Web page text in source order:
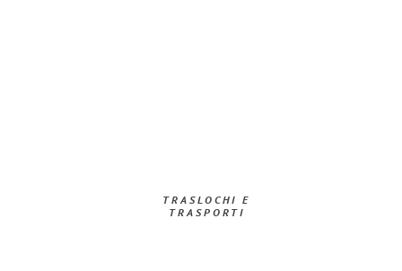
TRASLOCHI E
TRASPORTI​